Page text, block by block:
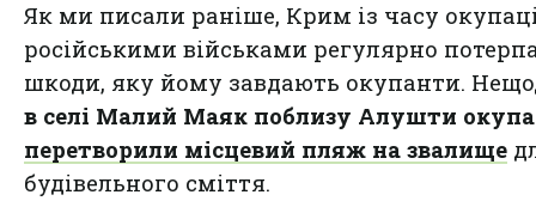
Як ми писали раніше, Крим із часу
російськими військами регулярно
шкоди, яку йому завдають окупанти.
в селі Малий Маяк поблизу Алушти
перетворили місцевий пляж на звалище
будівельного сміття.